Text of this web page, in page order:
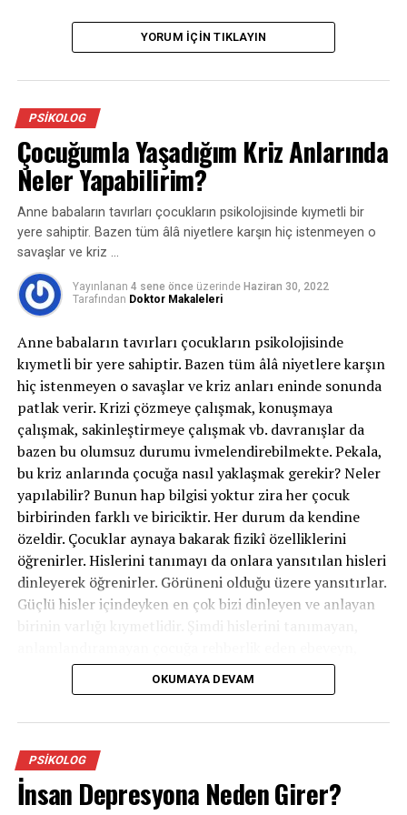
Peki duygusal yiyiciliğin sebebi nedir? Aslına bakarsanız
duygusal yiyiciliğin başlıca sebebi kötü duyguları anlık
sonucunda da kendimizi ödüllendirme isteğimizden
kaynaklanıyor. Uzun vadede düşündüğümüzde ise anlık
hissedilen olumlu duygulanma bize pahalıya
patlayabiliyor. Peki ne yapılabilir bu durumu önlemek
için?
Yemek yemeye iten duyguları keşfetmek için bir
uzmandan destek alabilirsiniz.
çözümler üretebilirsiniz.
geldiğinde bitkisel çaylarla veya kalorisi düşük
sağlıklı gıdalarla geçiştirebilirsiniz.
Beslenme düzeninizi gözden geçirebilirsiniz.
Hayatınıza sizi iyi hissettirecek aktiviteler
ekleyebilirsiniz.
Sosyal olarak daha aktif olabilirsiniz.
Tabii ki bu saydıklarımızın anlamlı hale gelebilmesi için
ilk adım farkındalığın oluşmasıdır. Farkındalık
oluşturma yolcuğunu daha rahat geçirmek için destek
alabilirsiniz.
İLGILI KONULAR:
SIRADAKI
KAÇIRMAYIN
Panik Bozukluk ve Bilişsel Davranışçı Terapi
YORUM İÇIN TIKLAYIN
PSIKOLOG
Çocuğumla Yaşadığım Kriz Anlarında
Neler Yapabilirim?
Anne babaların tavırları çocukların psikolojisinde kıymetli bir
yere sahiptir. Bazen tüm âlâ niyetlere karşın hiç istenmeyen o
savaşlar ve kriz …
Yayınlanan 4 sene önce üzerinde Haziran 30, 2022
Tarafından Doktor Makaleleri
Anne babaların tavırları çocukların psikolojisinde
kıymetli bir yere sahiptir. Bazen tüm âlâ niyetlere karşın
hiç istenmeyen o savaşlar ve kriz anları eninde sonunda
patlak verir. Krizi çözmeye çalışmak, konuşmaya
çalışmak, sakinleştirmeye çalışmak vb. davranışlar da
bazen bu olumsuz durumu ivmelendirebilmekte. Pekala,
bu kriz anlarında çocuğa nasıl yaklaşmak gerekir? Neler
yapılabilir? Bunun hap bilgisi yoktur zira her çocuk
birbirinden farklı ve biriciktir. Her durum da kendine
özeldir. Çocuklar aynaya bakarak fizikî özelliklerini
öğrenirler. Hislerini tanımayı da onlara yansıtılan hisleri
dinleyerek öğrenirler. Görüneni olduğu üzere yansıtırlar.
Güçlü hisler içindeyken en çok bizi dinleyen ve anlayan
onun gelişim sürecinde kıymetli bir dayanak olur. İleride
öfkesini denetim edebilmeyi öğrenebilmesi için evvel
değinmek yerinde olacaktır: Zihnimizin iki tarafı var. Bir
tarafı hislerle, bir taraf mantıkla alakalı. Biz şayet bir his
yoğunluğu içerisindeysek, karşımızdaki kişi o sırada bize
OKUMAYA DEVAM
PSIKOLOG
İnsan Depresyona Neden Girer?